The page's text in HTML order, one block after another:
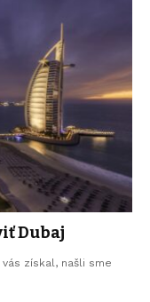
Dubaj
získal, našli sme